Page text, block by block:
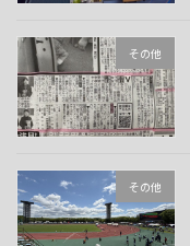
その他
その他